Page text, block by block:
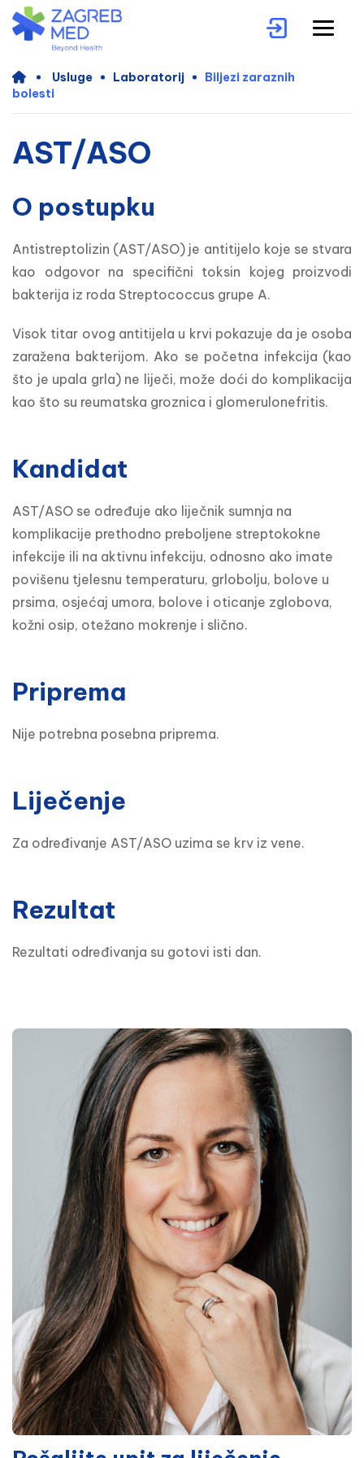
Usluge Laboratorij
Biljezi zaraznih
bolesti
AST/ASO
O postupku
Antistreptolizin (AST/ASO) je antitijelo koje se stvara
kao odgovor na specifični toksin kojeg proizvodi
bakterija iz roda Streptococcus grupe A.
Visok titar ovog antitijela u krvi pokazuje da je osoba
zaražena bakterijom. Ako se početna infekcija (kao
što je upala grla) ne liječi, može doći do komplikacija
kao što su reumatska groznica i glomerulonefritis.
Kandidat
AST/ASO se određuje ako liječnik sumnja na
komplikacije prethodno preboljene streptokokne
infekcije ili na aktivnu infekciju, odnosno ako imate
povišenu tjelesnu temperaturu, grlobolju, bolove u
prsima, osjećaj umora, bolove i oticanje zglobova,
kožni osip, otežano mokrenje i slično.
Priprema
Nije potrebna posebna priprema.
Liječenje
Za određivanje AST/ASO uzima se krv iz vene.
Rezultat
Rezultati određivanja su gotovi isti dan.